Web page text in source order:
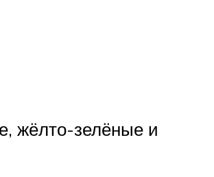
жёлто-зелёные и